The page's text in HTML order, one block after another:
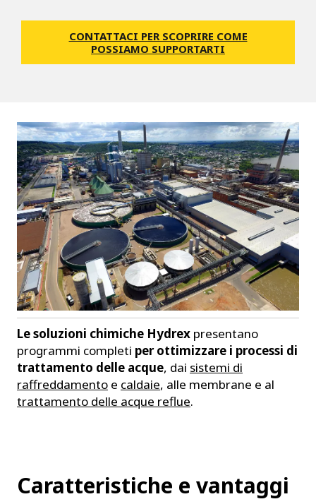
CONTATTACI PER SCOPRIRE COME
POSSIAMO SUPPORTARTI
Le soluzioni chimiche Hydrex presentano
programmi completi per ottimizzare i processi di
trattamento delle acque, dai sistemi di
raffreddamento e caldaie, alle membrane e al
trattamento delle acque reflue.
Caratteristiche e vantaggi